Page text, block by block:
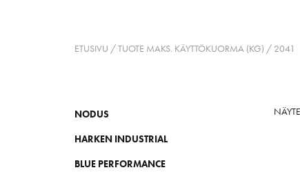
ETUSIVU / TUOTE MAKS. KÄYTTÖKUORMA (KG) / 2041
NODUS
HARKEN INDUSTRIAL
BLUE PERFORMANCE